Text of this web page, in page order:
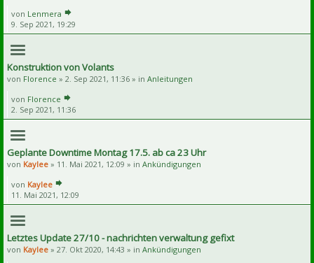
von Lenmera
9. Sep 2021, 19:29
Konstruktion von Volants
von Florence » 2. Sep 2021, 11:36 » in Anleitungen
von Florence
2. Sep 2021, 11:36
Geplante Downtime Montag 17.5. ab ca 23 Uhr
von Kaylee » 11. Mai 2021, 12:09 » in Ankündigungen
von Kaylee
11. Mai 2021, 12:09
Letztes Update 27/10 - nachrichten verwaltung gefixt
von Kaylee » 27. Okt 2020, 14:43 » in Ankündigungen